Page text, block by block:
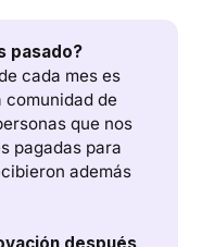
pasado?
cada mes es
de
que nos
pagadas para
además